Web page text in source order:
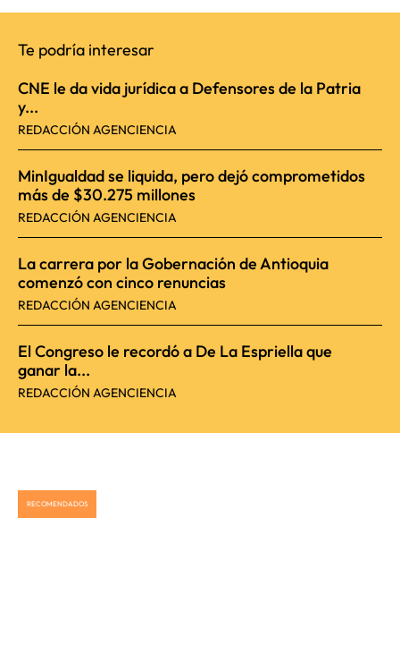
Te podría interesar
CNE le da vida jurídica a Defensores de la Patria
y...
REDACCIÓN AGENCIENCIA
MinIgualdad se liquida, pero dejó comprometidos
más de $30.275 millones
REDACCIÓN AGENCIENCIA
La carrera por la Gobernación de Antioquia
comenzó con cinco renuncias
REDACCIÓN AGENCIENCIA
El Congreso le recordó a De La Espriella que
ganar la...
REDACCIÓN AGENCIENCIA
RECOMENDADOS